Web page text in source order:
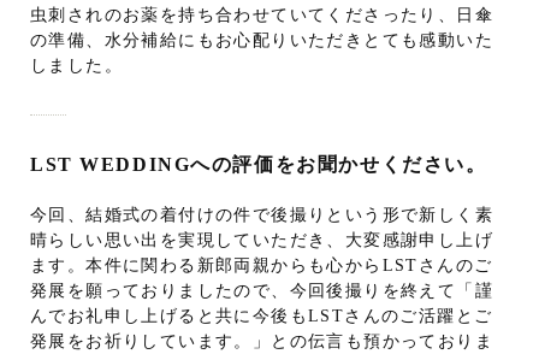
虫刺されのお薬を持ち合わせていてくださったり、日傘
の準備、水分補給にもお心配りいただきとても感動いた
しました。
LST WEDDINGへの評価をお聞かせください。
今回、結婚式の着付けの件で後撮りという形で新しく素
晴らしい思い出を実現していただき、大変感謝申し上げ
ます。本件に関わる新郎両親からも心からLSTさんのご
発展を願っておりましたので、今回後撮りを終えて「謹
んでお礼申し上げると共に今後もLSTさんのご活躍とご
発展をお祈りしています。」との伝言も預かっておりま